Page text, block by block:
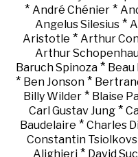
* André Chénier*
Angelus Silesius *
Aristotle * Arthur
Arthur
Baruch Spinoza * Beau
* Ben Jonson*
Billy Wilder* Blaise
Carl Gustav Jung *
Baudelaire * Charles
Constantin
Alighieri* David